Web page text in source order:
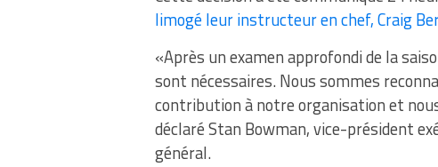
limogé leur instructeur en chef, Craig
«Après un examen approfondi de la
sont nécessaires. Nous sommes
contribution à notre organisation et
déclaré Stan Bowman, vice-président
général.